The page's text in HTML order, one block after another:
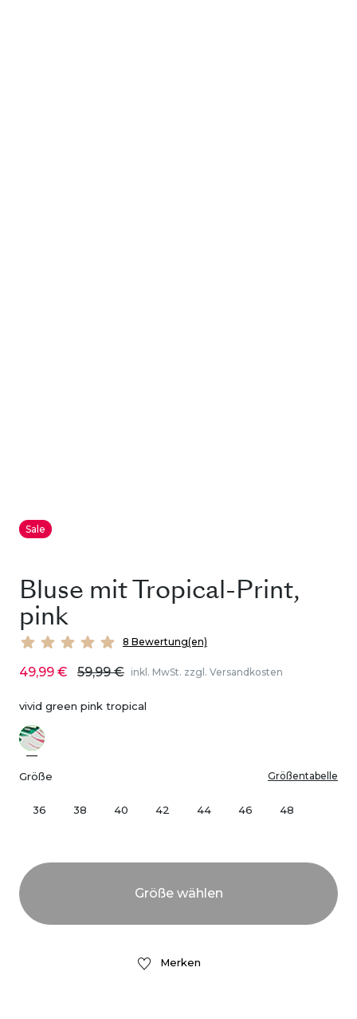
Sale
Bluse mit Tropical-Print,
pink
8 Bewertung(en)
49,99 € 59,99 € inkl. MwSt. zzgl. Versandkosten
vivid green pink tropical
Größe Größentabelle
36 38 40 42 44 46 48
Merken